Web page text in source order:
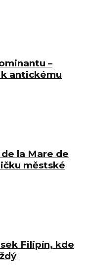
–
antickému
la Mare de
městské
Filipín, kde